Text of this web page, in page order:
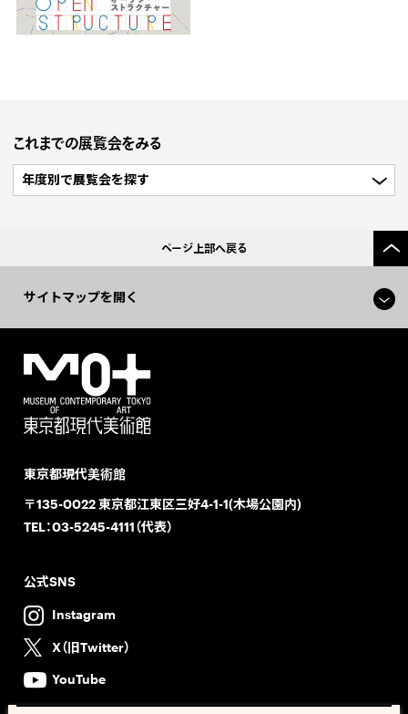
これまでの展覧会をみる
ページ上部へ戻る
サイトマップを開く
東京都現代美術館
〒135-0022 東京都江東区三好4-1-1(木場公園内)
TEL：03-5245-4111（代表）
公式SNS
Instagram
X（旧Twitter）
YouTube